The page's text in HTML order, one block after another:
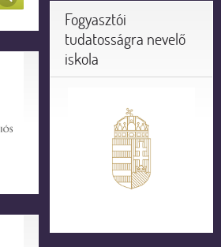
Fogyasztói
tudatosságra nevelő
iskola